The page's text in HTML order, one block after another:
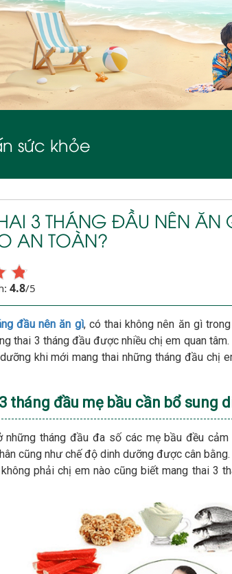
sức khỏe
3 THÁNG ĐẦU NÊN ĂN
AN TOÀN?
4.8/5
đầu nên ăn gì, có thai không nên ăn gì
thai 3 tháng đầu được nhiều chị em quan
khi mới mang thai những tháng đầu chị
tháng đầu mẹ bầu cần bổ sung
những tháng đầu đa số các mẹ bầu đều
cũng như chế độ dinh dưỡng được cân
phải chị em nào cũng biết mang thai 3